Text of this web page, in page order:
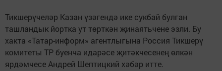
Тикшерүчеләр Казан үзәгендә ике сукбай булган
ташландык йортка ут төрткән җинаятьчене эзли. Бу
хакта «Татар-информ» агентлыгына Россия Тикшерү
комитеты ТР буенча идарәсе җитәкчесенең өлкән
ярдәмчесе Андрей Шептицкий хәбәр итте.